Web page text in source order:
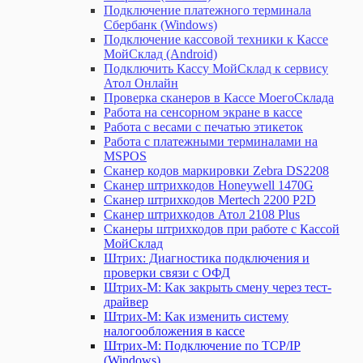
Подключение платежного терминала
Сбербанк (Windows)
Подключение кассовой техники к Кассе
МойСклад (Android)
Подключить Кассу МойСклад к сервису
Атол Онлайн
Проверка сканеров в Кассе МоегоСклада
Работа на сенсорном экране в кассе
Работа с весами с печатью этикеток
Работа с платежными терминалами на
MSPOS
Сканер кодов маркировки Zebra DS2208
Сканер штрихкодов Honeywell 1470G
Сканер штрихкодов Mertech 2200 P2D
Сканер штрихкодов Атол 2108 Plus
Сканеры штрихкодов при работе с Кассой
МойСклад
Штрих: Диагностика подключения и
проверки связи с ОФД
Штрих-М: Как закрыть смену через тест-
драйвер
Штрих-М: Как изменить систему
налогообложения в кассе
Штрих-М: Подключение по TCP/IP
(Windows)